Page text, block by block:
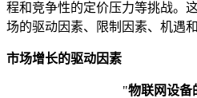
程和竞争性的定价压力等挑战。
场的驱动因素、限制因素、机遇
市场增长的驱动因素
"物联网设备